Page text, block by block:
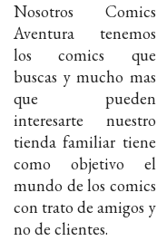
Nosotros Comics
Aventura tenemos
los comics que
buscas y mucho mas
que pueden
interesarte nuestro
tienda familiar tiene
como objetivo el
mundo de los comics
con trato de amigos y
no de clientes.